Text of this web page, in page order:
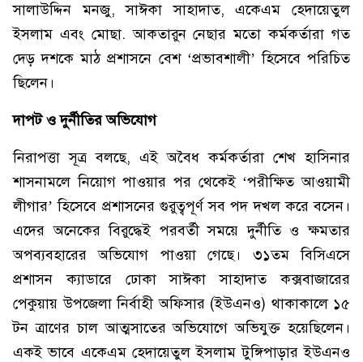
সালাউদ্দিন মনজু, সাঈকা সাহাদাত, একেএম হেদায়েতুল
ইসলাম এবং মোছা. আকতারুন নেছার মতো কর্মকর্তারা গত
দেড় দশকে মাঠ প্রশাসনে বেশ ‘প্রভাবশালী’ হিসেবে পরিচিত
ছিলেন।
দাপট ও দুর্নীতির অভিযোগ
নিরাপত্তা সূত্র বলছে, এই অবৈধ কর্মকর্তারা শেখ হাসিনার
শাসনামলে নিয়োগ পাওয়ার পর থেকেই ‘পরীক্ষিত আওয়ামী
লীগার’ হিসেবে প্রশাসনের গুরুত্বপূর্ণ সব পদ দখল করে বসেন।
এদের অনেকের বিরুদ্ধেই পরবর্তী সময়ে দুর্নীতি ও ক্ষমতার
অপব্যবহারের অভিযোগ পাওয়া গেছে। ৩১তম বিসিএসে
প্রশাসন ক্যাডারে ঢোকা সাঈকা সাহাদাত কক্সবাজারের
পেকুয়ায় উপজেলা নির্বাহী অফিসার (ইউএনও) থাকাকালে ১৫
টন ত্রাণের চাল আত্মসাতের অভিযোগে অভিযুক্ত হয়েছিলেন।
একই ভাবে একেএম হেদায়েতুল ইসলাম টুঙ্গিপাড়ার ইউএনও